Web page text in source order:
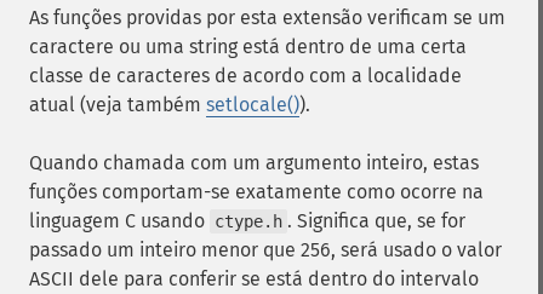
As funções providas por esta extensão verificam se um
caractere ou uma string está dentro de uma certa
classe de caracteres de acordo com a localidade
atual (veja também setlocale()).
Quando chamada com um argumento inteiro, estas
funções comportam-se exatamente como ocorre na
linguagem C usando ctype.h . Significa que, se for
passado um inteiro menor que 256, será usado o valor
ASCII dele para conferir se está dentro do intervalo